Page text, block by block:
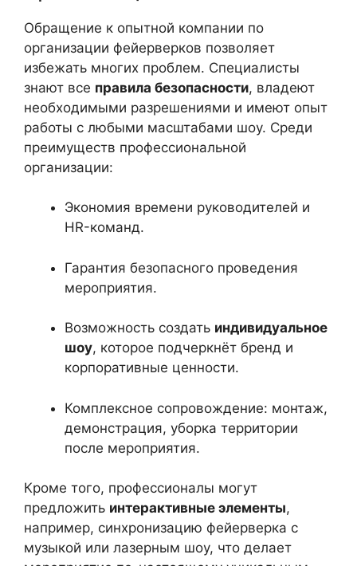
Обращение к опытной компании по
организации фейерверков позволяет
избежать многих проблем. Специалисты
знают все правила безопасности, владеют
необходимыми разрешениями и имеют опыт
работы с любыми масштабами шоу. Среди
преимуществ профессиональной
организации:
Экономия времени руководителей и
HR-команд.
Гарантия безопасного проведения
мероприятия.
Возможность создать индивидуальное
шоу, которое подчеркнёт бренд и
корпоративные ценности.
Комплексное сопровождение: монтаж,
демонстрация, уборка территории
после мероприятия.
Кроме того, профессионалы могут
предложить интерактивные элементы,
например, синхронизацию фейерверка с
музыкой или лазерным шоу, что делает